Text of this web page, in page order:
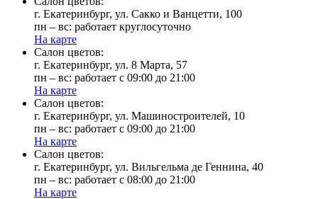
г. Екатеринбург, ул. Сакко и Ванцетти, 100
пн – вс: работает круглосуточно
На карте
Cалон цветов:
г. Екатеринбург, ул. 8 Марта, 57
пн – вс: работает с 09:00 до 21:00
На карте
Cалон цветов:
г. Екатеринбург, ул. Машиностроителей, 10
пн – вс: работает с 09:00 до 21:00
На карте
Cалон цветов:
г. Екатеринбург, ул. Вильгельма де Геннина, 40
пн – вс: работает с 08:00 до 21:00
На карте